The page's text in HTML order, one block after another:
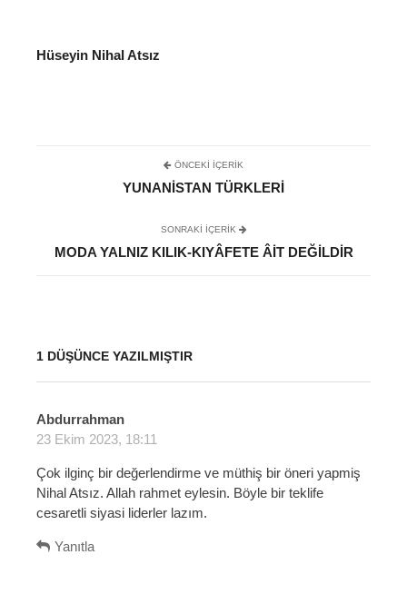
Hüseyin Nihal Atsız
ÖNCEKI İÇERIK
YUNANISTAN TÜRKLERI
SONRAKI IÇERIK
MODA YALNIZ KILIK-KIYÂFETE ÂIT DEĞILDIR
1 DÜŞÜNCE YAZILMIŞTIR
Abdurrahman
e
i
k
23 Ekim 2023, 18:11
Çok ilginç bir değerlendirme ve müthiş bir öneri yapmiş
Nihal Atsız. Allah rahmet eylesin. Böyle bir teklife
cesaretli siyasi liderler lazım.
Yanıtla